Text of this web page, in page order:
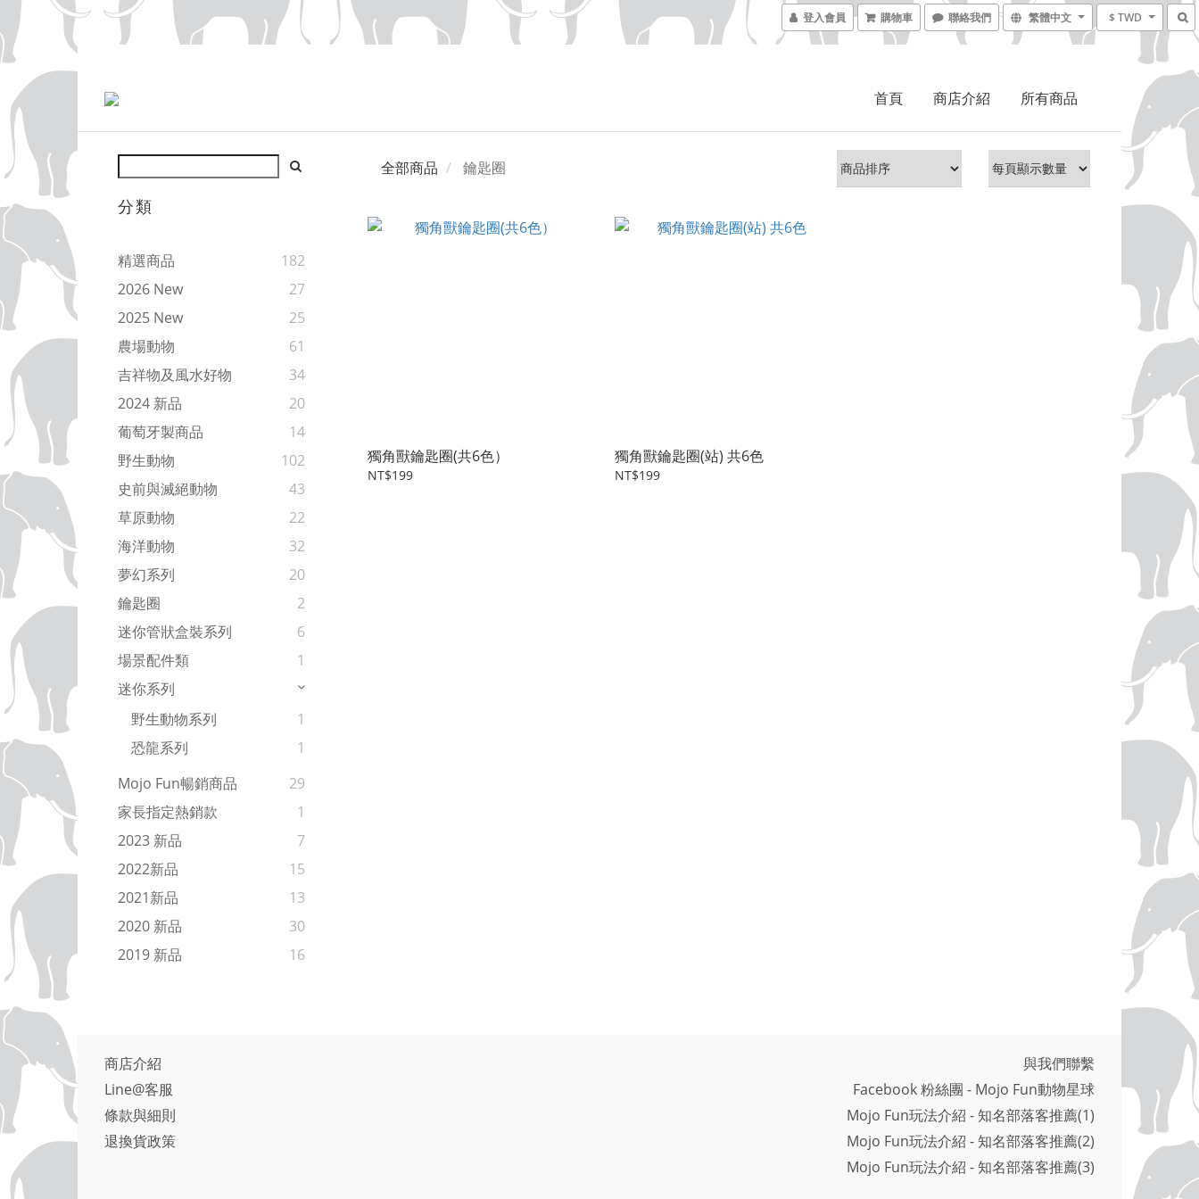
登入會員 購物車 聯絡我們 繁體中文 $ TWD
首頁 商店介紹 所有商品
分類
精選商品
182
2026 New
27
2025 New
25
農場動物
61
吉祥物及風水好物
34
2024 新品
20
葡萄牙製商品
14
野生動物
102
史前與滅絕動物
43
草原動物
22
海洋動物
32
夢幻系列
20
鑰匙圈
2
迷你管狀盒裝系列
6
場景配件類
1
迷你系列
野生動物系列
1
恐龍系列
1
Mojo Fun暢銷商品
29
家長指定熱銷款
1
2023 新品
7
2022新品
15
2021新品
13
2020 新品
30
2019 新品
16
全部商品 鑰匙圈
獨角獸鑰匙圈(共6色）
NT$199
獨角獸鑰匙圈(站) 共6色
NT$199
商店介紹
Line@客服
條款與細則
退換貨政策
與我們聯繫
Facebook 粉絲團 - Mojo Fun動物星球
Mojo Fun玩法介紹 - 知名部落客推薦(1)
Mojo Fun玩法介紹 - 知名部落客推薦(2)
Mojo Fun玩法介紹 - 知名部落客推薦(3)